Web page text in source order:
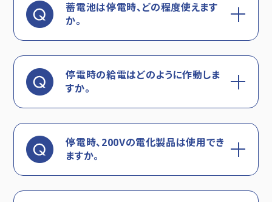
蓄電池は停電時、どの程度使えます
か。
停電時の給電はどのように作動しま
すか。
停電時、200Vの電化製品は使用でき
ますか。